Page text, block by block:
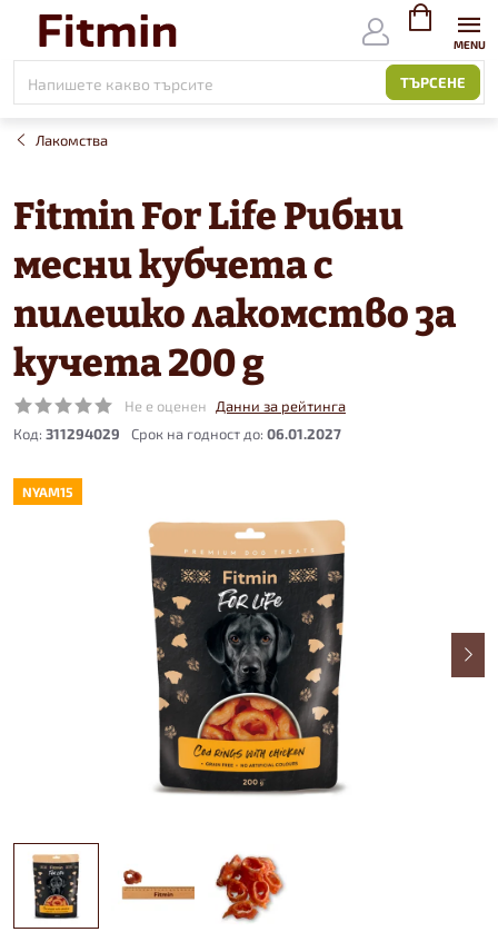
съдържанието
ТЪРСЕНЕ
ВИЖ
Лакомства
Fitmin For Life Рибни
месни кубчета с
пилешко лакомство за
кучета 200 g
Не е оценен
Данни за рейтинга
Код: 311294029 06.01.2027
NYAM15